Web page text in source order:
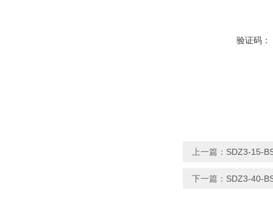
验证码：
上一篇： SDZ3-15-
下一篇： SDZ3-40-